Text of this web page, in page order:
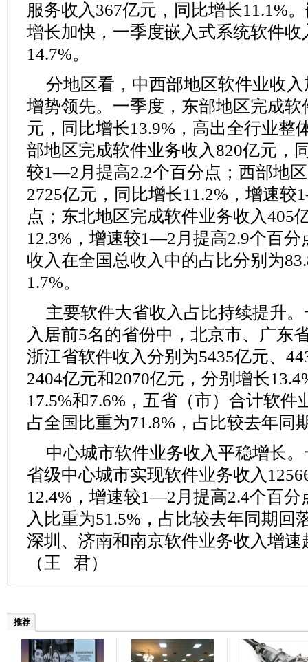
服务收入367亿元，同比增长11.1%
增长加快，一季度嵌入式系统软件收
14.7%。
分地区看，中西部地区软件业收
增势领先。一季度，东部地区完成软
元，同比增长13.9%，高出全行业整
部地区完成软件业务收入820亿元，
较1—2月提高2.2个百分点；西部地
2725亿元，同比增长11.2%，增速
点；东北地区完成软件业务收入405
12.3%，增速较1—2月提高2.9个百分
收入在全国总收入中的占比分别为
1.7%。
主要软件大省收入占比持续提升
入居前5名的省份中，北京市、广东
浙江省软件收入分别为5435亿元、
2404亿元和2070亿元，分别增长
17.5%和7.6%，五省（市）合计软件
占全国比重为71.8%，占比较去年同
中心城市软件业务收入平稳增长
省级中心城市实现软件业务收入
12.4%，增速较1—2月提高2.4个百
入比重为51.5%，占比较去年同期回
深圳、济南和南京软件业务收入增
（王 君）
推荐